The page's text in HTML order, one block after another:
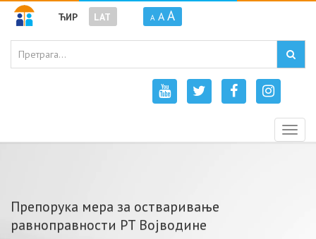
ЋИР LAT A A A
Прeпoрукa мeрa зa oствaривaњe
рaвнoпрaвнoсти РT Вojвoдинe